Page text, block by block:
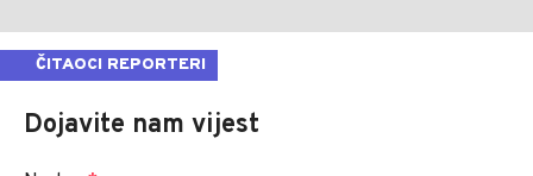
ČITAOCI REPORTERI
Dojavite nam vijest